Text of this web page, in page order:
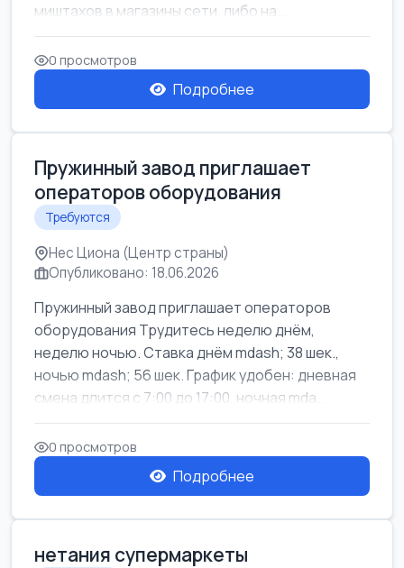
миштахов в магазины сети, либо на...
0 просмотров
Подробнее
Пружинный завод приглашает
операторов оборудования
Требуются
Нес Циона (Центр страны)
Опубликовано: 18.06.2026
Пружинный завод приглашает операторов
оборудования Трудитесь неделю днём,
неделю ночью. Ставка днём mdash; 38 шек.,
ночью mdash; 56 шек. График удобен: дневная
смена длится с 7:00 до 17:00, ночная mda...
0 просмотров
Подробнее
нетания супермаркеты